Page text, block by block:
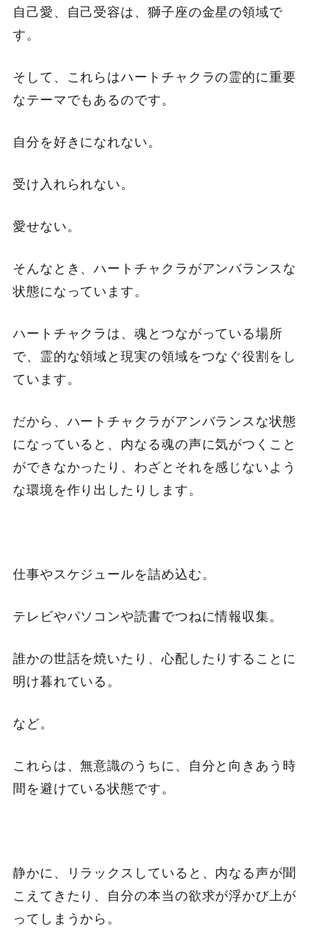
自己愛、自己受容は、獅子座の金星の領域で
す。
そして、これらはハートチャクラの霊的に重要
なテーマでもあるのです。
自分を好きになれない。
受け入れられない。
愛せない。
そんなとき、ハートチャクラがアンバランスな
状態になっています。
ハートチャクラは、魂とつながっている場所
で、霊的な領域と現実の領域をつなぐ役割をし
ています。
だから、ハートチャクラがアンバランスな状態
になっていると、内なる魂の声に気がつくこと
ができなかったり、わざとそれを感じないよう
な環境を作り出したりします。
仕事やスケジュールを詰め込む。
テレビやパソコンや読書でつねに情報収集。
誰かの世話を焼いたり、心配したりすることに
明け暮れている。
など。
これらは、無意識のうちに、自分と向きあう時
間を避けている状態です。
静かに、リラックスしていると、内なる声が聞
こえてきたり、自分の本当の欲求が浮かび上が
ってしまうから。